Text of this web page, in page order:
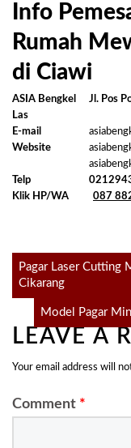
Info
Rumah
di Ciawi
ASIA Bengkel
Las
Jl. Pos
E-mail
Website
Telp
Klik HP/WA
087
Post
navigation
Pagar Laser Cutting
Cikarang
Model Pagar
LEAVE A
Your email address will
Comment *